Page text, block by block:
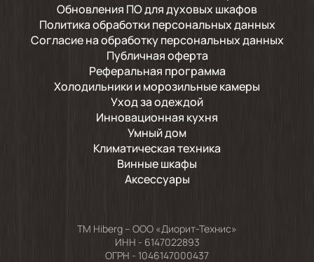
Обновления ПО для духовых шкафов
Политика обработки персональных данных
Согласие на обработку персональных данных
Публичная оферта
Реферальная программа
Холодильники и морозильные камеры
Уход за одеждой
Инновационная кухня
Умный дом
Климатическая техника
Винные шкафы
Аксессуары
TM Hiberg – ООО «Диорит-Технис»
ИНН - 6147022893
ОГРН - 1046147000437